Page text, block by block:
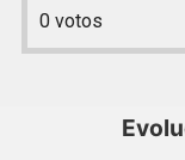
0votos